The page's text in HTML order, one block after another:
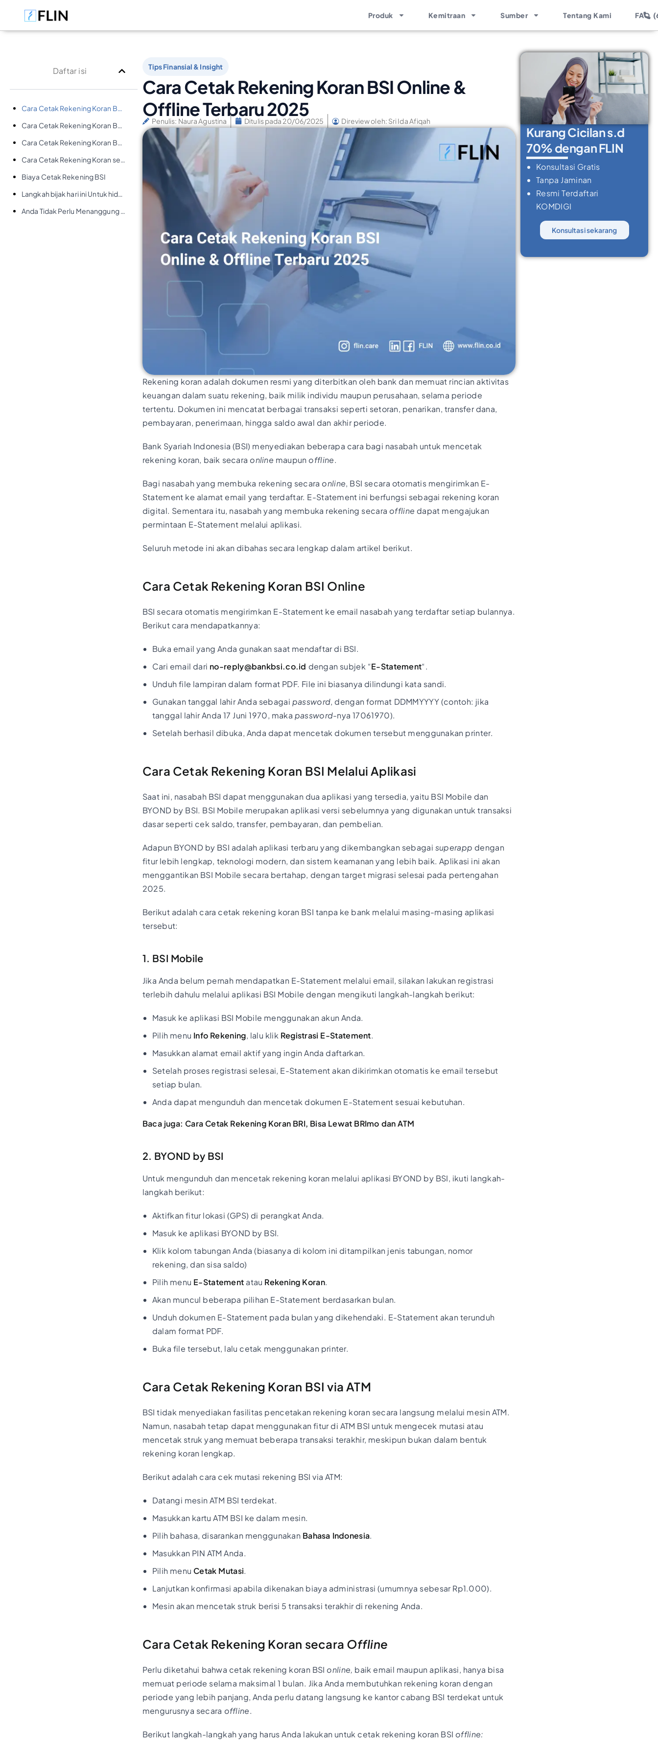
Produk Kemitraan Sumber Tentang Kami FAQ
Daftar isi
Cara Cetak Rekening Koran BSI Online
Cara Cetak Rekening Koran BSI Melalui Aplikasi
Cara Cetak Rekening Koran BSI via ATM
Cara Cetak Rekening Koran secara Offline
Biaya Cetak Rekening BSI
Langkah bijak hari ini Untuk hidup yang lebih terkendali
Anda Tidak Perlu Menanggung Ini Sendirian
Tips Finansial & Insight
Cara Cetak Rekening Koran BSI Online &
Offline Terbaru 2025
Penulis: Naura Agustina Ditulis pada 20/06/2025 Direview oleh: Sri Ida Afiqah
Rekening koran adalah dokumen resmi yang diterbitkan oleh bank dan memuat rincian aktivitas
keuangan dalam suatu rekening, baik milik individu maupun perusahaan, selama periode
tertentu. Dokumen ini mencatat berbagai transaksi seperti setoran, penarikan, transfer dana,
pembayaran, penerimaan, hingga saldo awal dan akhir periode.
Bank Syariah Indonesia (BSI) menyediakan beberapa cara bagi nasabah untuk mencetak
rekening koran, baik secara online maupun offline.
Bagi nasabah yang membuka rekening secara online, BSI secara otomatis mengirimkan E-
Statement ke alamat email yang terdaftar. E-Statement ini berfungsi sebagai rekening koran
digital. Sementara itu, nasabah yang membuka rekening secara offline dapat mengajukan
permintaan E-Statement melalui aplikasi.
Seluruh metode ini akan dibahas secara lengkap dalam artikel berikut.
Cara Cetak Rekening Koran BSI Online
BSI secara otomatis mengirimkan E-Statement ke email nasabah yang terdaftar setiap bulannya.
Berikut cara mendapatkannya:
Buka email yang Anda gunakan saat mendaftar di BSI.
Cari email dari no-reply@bankbsi.co.id dengan subjek “E-Statement“.
Unduh file lampiran dalam format PDF. File ini biasanya dilindungi kata sandi.
Gunakan tanggal lahir Anda sebagai password, dengan format DDMMYYYY (contoh: jika
tanggal lahir Anda 17 Juni 1970, maka password-nya 17061970).
Setelah berhasil dibuka, Anda dapat mencetak dokumen tersebut menggunakan printer.
Cara Cetak Rekening Koran BSI Melalui Aplikasi
Saat ini, nasabah BSI dapat menggunakan dua aplikasi yang tersedia, yaitu BSI Mobile dan
BYOND by BSI. BSI Mobile merupakan aplikasi versi sebelumnya yang digunakan untuk transaksi
dasar seperti cek saldo, transfer, pembayaran, dan pembelian.
Adapun BYOND by BSI adalah aplikasi terbaru yang dikembangkan sebagai superapp dengan
fitur lebih lengkap, teknologi modern, dan sistem keamanan yang lebih baik. Aplikasi ini akan
menggantikan BSI Mobile secara bertahap, dengan target migrasi selesai pada pertengahan
2025.
Berikut adalah cara cetak rekening koran BSI tanpa ke bank melalui masing-masing aplikasi
tersebut:
1. BSI Mobile
Jika Anda belum pernah mendapatkan E-Statement melalui email, silakan lakukan registrasi
terlebih dahulu melalui aplikasi BSI Mobile dengan mengikuti langkah-langkah berikut:
Masuk ke aplikasi BSI Mobile menggunakan akun Anda.
Pilih menu Info Rekening, lalu klik Registrasi E-Statement.
Masukkan alamat email aktif yang ingin Anda daftarkan.
Setelah proses registrasi selesai, E-Statement akan dikirimkan otomatis ke email tersebut
setiap bulan.
Anda dapat mengunduh dan mencetak dokumen E-Statement sesuai kebutuhan.
Baca juga: Cara Cetak Rekening Koran BRI, Bisa Lewat BRImo dan ATM
2. BYOND by BSI
Untuk mengunduh dan mencetak rekening koran melalui aplikasi BYOND by BSI, ikuti langkah-
langkah berikut:
Aktifkan fitur lokasi (GPS) di perangkat Anda.
Masuk ke aplikasi BYOND by BSI.
Klik kolom tabungan Anda (biasanya di kolom ini ditampilkan jenis tabungan, nomor
rekening, dan sisa saldo)
Pilih menu E-Statement atau Rekening Koran.
Akan muncul beberapa pilihan E-Statement berdasarkan bulan.
Unduh dokumen E-Statement pada bulan yang dikehendaki. E-Statement akan terunduh
dalam format PDF.
Buka file tersebut, lalu cetak menggunakan printer.
Cara Cetak Rekening Koran BSI via ATM
BSI tidak menyediakan fasilitas pencetakan rekening koran secara langsung melalui mesin ATM.
Namun, nasabah tetap dapat menggunakan fitur di ATM BSI untuk mengecek mutasi atau
mencetak struk yang memuat beberapa transaksi terakhir, meskipun bukan dalam bentuk
rekening koran lengkap.
Berikut adalah cara cek mutasi rekening BSI via ATM:
Datangi mesin ATM BSI terdekat.
Masukkan kartu ATM BSI ke dalam mesin.
Pilih bahasa, disarankan menggunakan Bahasa Indonesia.
Masukkan PIN ATM Anda.
Pilih menu Cetak Mutasi.
Lanjutkan konfirmasi apabila dikenakan biaya administrasi (umumnya sebesar Rp1.000).
Mesin akan mencetak struk berisi 5 transaksi terakhir di rekening Anda.
Cara Cetak Rekening Koran secara Offline
Perlu diketahui bahwa cetak rekening koran BSI online, baik email maupun aplikasi, hanya bisa
memuat periode selama maksimal 1 bulan. Jika Anda membutuhkan rekening koran dengan
periode yang lebih panjang, Anda perlu datang langsung ke kantor cabang BSI terdekat untuk
mengurusnya secara offline.
Berikut langkah-langkah yang harus Anda lakukan untuk cetak rekening koran BSI offline:
Kurang Cicilan s.d
70% dengan FLIN
Konsultasi Gratis
Tanpa Jaminan
Resmi Terdaftari
KOMDIGI
Konsultasi sekarang